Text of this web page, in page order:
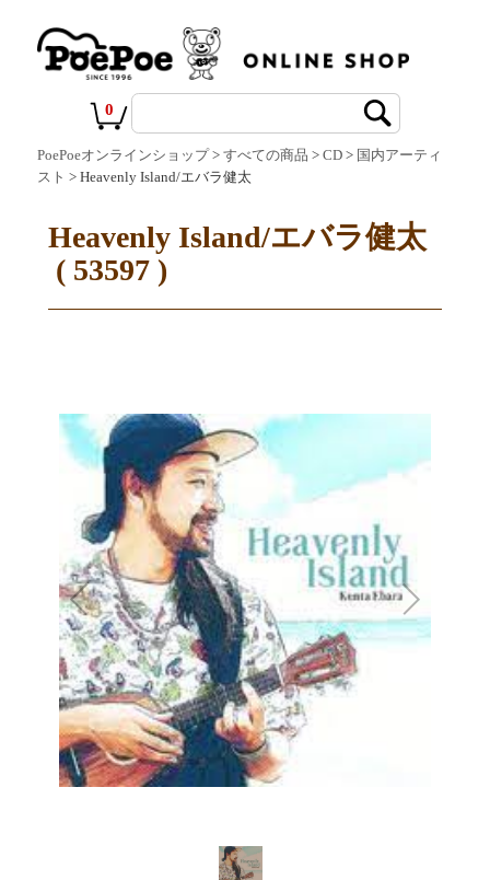
0
PoePoeオンラインショップ> すべての商品 > CD> 国内アーティ
スト > Heavenly Island/エバラ健太
Heavenly Island/エバラ健太
( 53597 )